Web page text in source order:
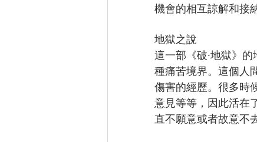
機會的相互諒解和接
地獄之說
這一部《破·地獄》
種痛苦境界。這個人
傷害的經歷。很多時
意見等等，因此活在
直不願意或者故意不